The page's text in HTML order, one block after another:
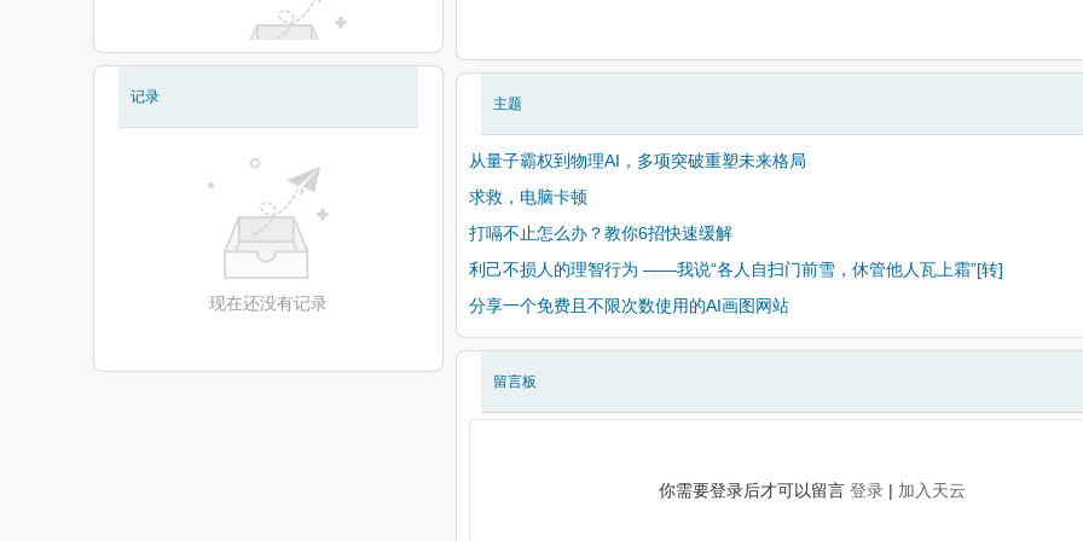
记录
现在还没有记录
主题
从量子霸权到物理AI，多项突破重塑未来格局
求救，电脑卡顿
打嗝不止怎么办？教你6招快速缓解
利己不损人的理智行为 ——我说“各人自扫门前雪，休管他人瓦上霜”[转]
分享一个免费且不限次数使用的AI画图网站
留言板
你需要登录后才可以留言 登录 | 加入天云